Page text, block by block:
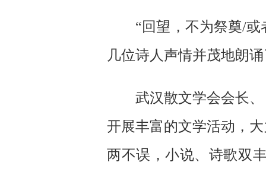
“回望，不为祭奠/或
几位诗人声情并茂地朗
武汉散文学会会长、
开展丰富的文学活动，
两不误，小说、诗歌双